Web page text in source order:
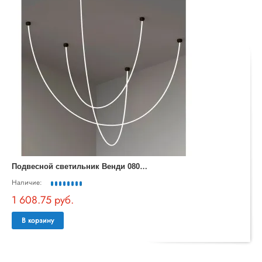
П
одвесной светильник Венди 08031-3S,19(3000-6000K)
Наличие:
1 608.75 руб.
В корзину